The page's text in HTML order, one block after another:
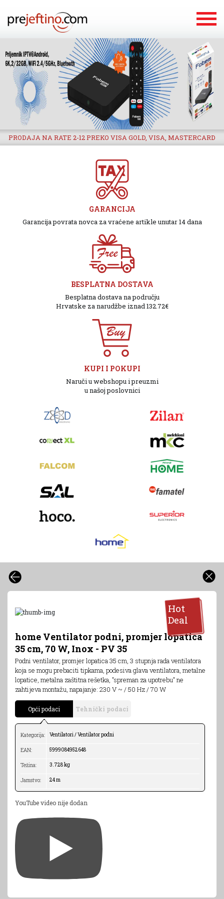
PRODAJA NA RATE 2-12 PREKO VISA GOLD, VISA, MASTERCARD
GARANCIJA
Garancija povrata novca za vraćene artikle unutar 14 dana
BESPLATNA DOSTAVA
Besplatna dostava na području
Hrvatske za narudžbe iznad 132.72€
KUPI I POKUPI
Naruči u webshopu i preuzmi
u našoj poslovnici
Hot
Deal
home Ventilator podni, promjer lopatica
35 cm, 70 W, Inox - PV 35
Podni ventilator, promjer lopatica 35 cm, 3 stupnja rada ventilatora
koja se mogu prebaciti tipkama, podesiva glava ventilatora, metalne
lopatice, metalna zaštitna rešetka, "spreman za upotrebu" ne
zahtijeva montažu, napajanje: 230 V ~ / 50 Hz / 70 W
Opći podaci Tehnički podaci
Kategorija: Ventilatori / Ventilator podni
EAN: 5999084952648
Težina: 3.728 kg
Jamstvo: 24 m
YouTube video nije dodan